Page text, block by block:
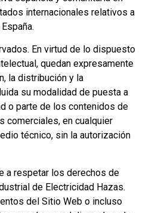
internacionales relativos a
En virtud de lo dispuesto
quedan expresamente
la distribución y la
su modalidad de puesta a
o parte de los contenidos de
comerciales, en cualquier
técnico, sin la autorización
a respetar los derechos de
de Electricidad Hazas.
del Sitio Web o incluso